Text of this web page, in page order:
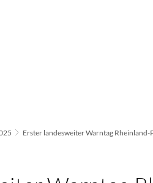
Erster landesweiter Warntag Rheinland-